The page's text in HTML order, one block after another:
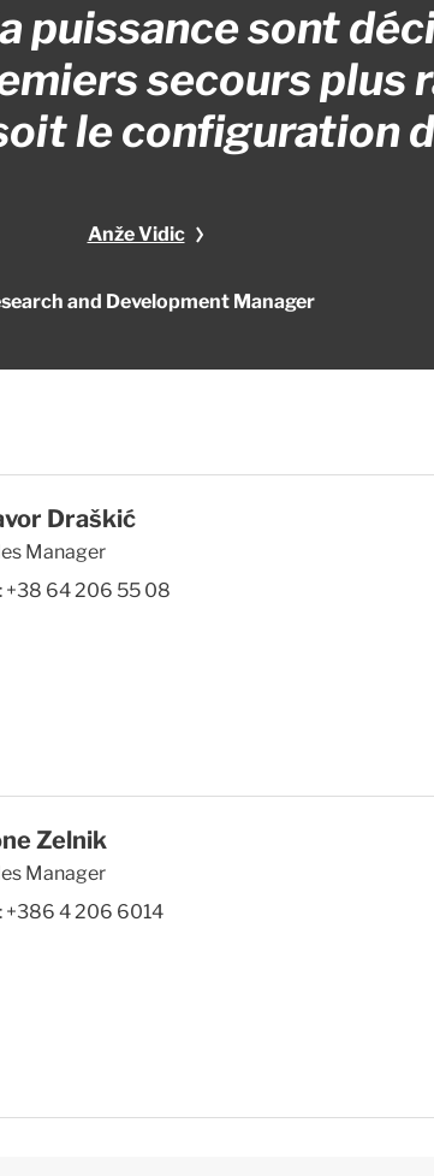
puissance sont
secours plus
le configuration
Anže Vidic
and Development Manager
Draškić
Manager
+38 64 206 55 08
Zelnik
Manager
+386 4 206 6014